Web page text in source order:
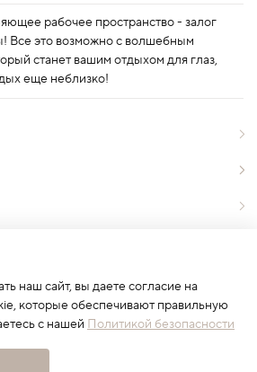
рабочее пространство - залог
Все это возможно с волшебным
станет вашим отдыхом для глаз,
еще неблизко!
наш сайт, вы даете согласие на
которые обеспечивают правильную
с нашей Политикой безопасности